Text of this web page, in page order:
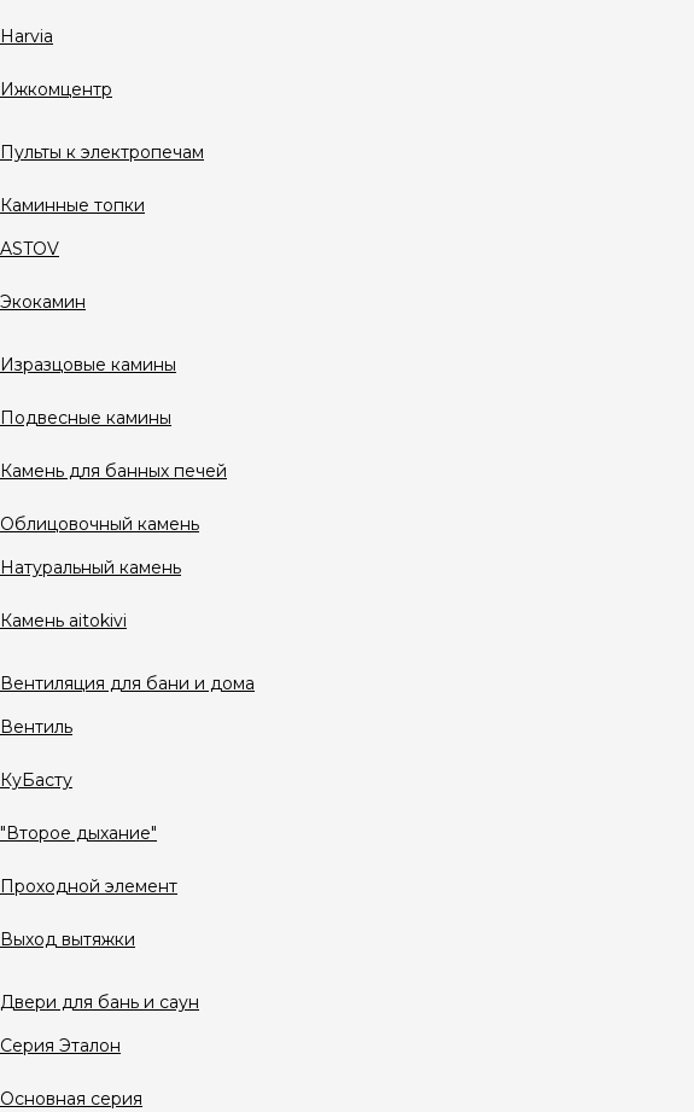
Harvia
Ижкомцентр
Пульты к электропечам
Каминные топки
ASTOV
Экокамин
Изразцовые камины
Подвесные камины
Камень для банных печей
Облицовочный камень
Натуральный камень
Камень aitokivi
Вентиляция для бани и дома
Вентиль
КуБасту
"Второе дыхание"
Проходной элемент
Выход вытяжки
Двери для бань и саун
Серия Эталон
Основная серия